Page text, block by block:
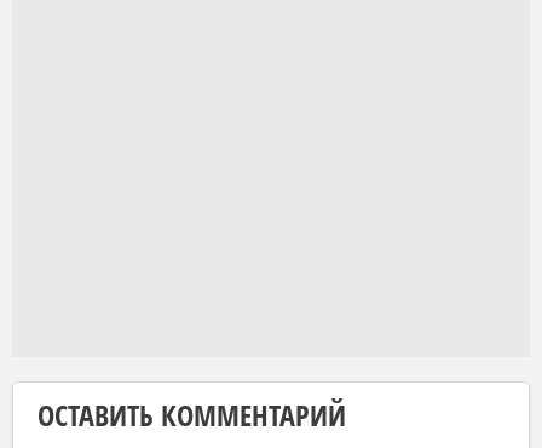
ОСТАВИТЬ КОММЕНТАРИЙ